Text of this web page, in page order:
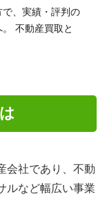
、実績・評判の
不動産買取と
会社であり、不動
ルなど幅広い事業